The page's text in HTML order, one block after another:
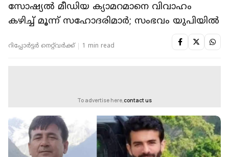
സോഷ്യൽ മീഡിയ ക്യാമറമാനെ വിവാഹം
കഴിച്ച് മൂന്ന് സഹോദരിമാർ; സംഭവം യുപിയിൽ
റിപ്പോർട്ടർ നെറ്റ്‌വര്‍ക്ക്‌ 1 min read
To advertise here, contact us